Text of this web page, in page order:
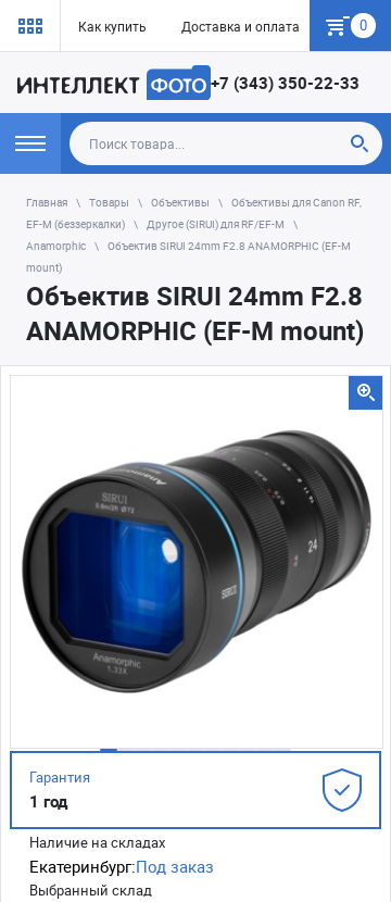
Как купить Доставка и оплата Гарантия
0
+7 (343) 350-22-33
Главная Товары Объективы
Объективы для Canon RF,
EF-M (беззеркалки)
Другое (SIRUI) для RF/EF-M
Anamorphic
Объектив SIRUI 24mm F2.8 ANAMORPHIC (EF-M
mount)
Объектив SIRUI 24mm F2.8
ANAMORPHIC (EF-M mount)
Гарантия
1 год
Наличие на складах
Екатеринбург:Под заказ
Выбранный склад